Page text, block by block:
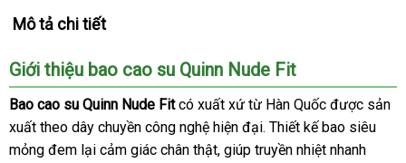
Mô tả chi tiết
Giới thiệu bao cao su Quinn Nude Fit
Bao cao su Quinn Nude Fitcó xuất xứ từ Hàn Quốc Đức
được sản
xuất theo dây chuyền công nghệ hiện đạihướng
dẫn
. Thiết kế bao siêu
mỏng đem lại cảm giác chân thậthàng
, giúp truyền nhiệt nhanh